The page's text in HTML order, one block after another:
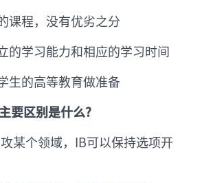
课程，没有优劣之分
的学习能力和相应的学习时间
生的高等教育做准备
要区别是什么?
某个领域，IB可以保持选项开